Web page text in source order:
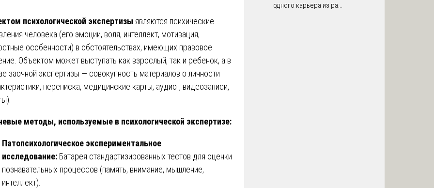
психологической экспертизы являются психические
человека (его эмоции, воля, интеллект, мотивация,
особенности) в обстоятельствах, имеющих правовое
Объектом может выступать как взрослый, так и ребенок, а в
заочной экспертизы — совокупность материалов о личности
переписка, медицинские карты, аудио-, видеозаписи,
методы, используемые в психологической экспертизе:
Патопсихологическое экспериментальное
исследование: Батарея стандартизированных тестов для оценки
познавательных процессов (память, внимание, мышление,
интеллект).
одного карьера из ра...